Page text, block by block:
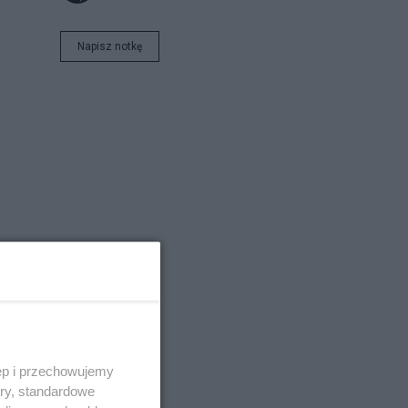
Napisz notkę
i przechowujemy
standardowe